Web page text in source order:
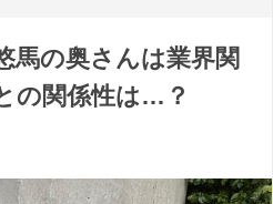
馬の奥さんは業界関
の関係性は…？